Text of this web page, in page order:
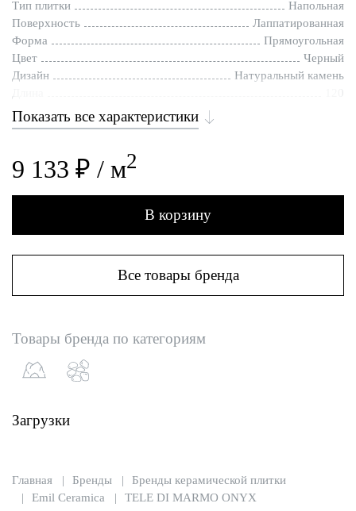
Тип плитки
Напольная
Поверхность
Лаппатированная
Форма
Прямоугольная
Цвет
Черный
Дизайн
Натуральный камень
Показать все характеристики
9 133 ₽ / м2
В корзину
Все товары бренда
Товары бренда по категориям
Загрузки
Главная Бренды
Бренды керамической плитки
Emil Ceramica
TELE DI MARMO ONYX